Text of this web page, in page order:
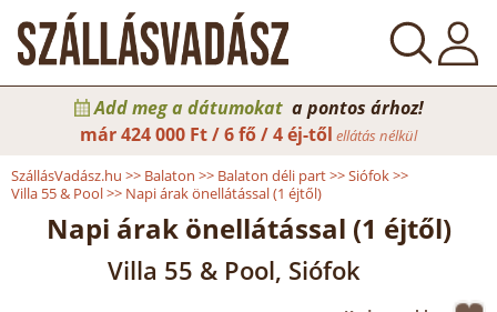
Add meg a dátumokat a pontos árhoz!
már424 000 Ft / 6 fő / 4 éj-től ellátás nélkül
SzállásVadász.hu >> Balaton >> Balaton déli part>>Siófok>>
Villa 55 & Pool>> Napi árak önellátással (1 éjtől)
Napi árak önellátással (1 éjtől)
Villa 55 & Pool, Siófok